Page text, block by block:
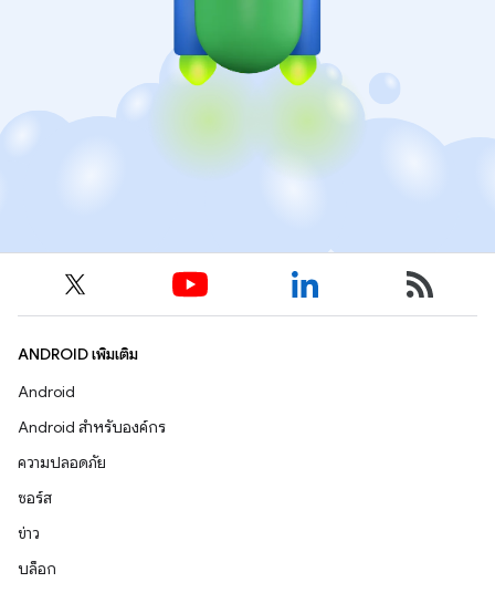
ANDROID เพิ่มเติม
Android
Android สำหรับองค์กร
ความปลอดภัย
ซอร์ส
ข่าว
บล็อก